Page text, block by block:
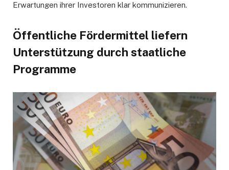
Erwartungen ihrer Investoren klar kommunizieren.
Öffentliche Fördermittel liefern
Unterstützung durch staatliche
Programme